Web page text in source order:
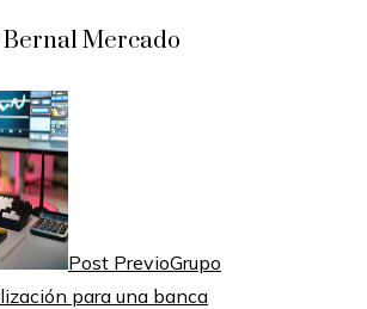
Mercado
Post PrevioGrupo
para una banca